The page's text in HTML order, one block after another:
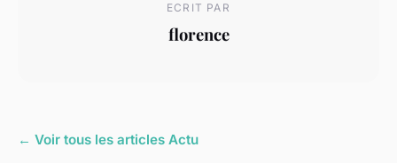
ECRIT PAR
florence
← Voir tous les articles Actu